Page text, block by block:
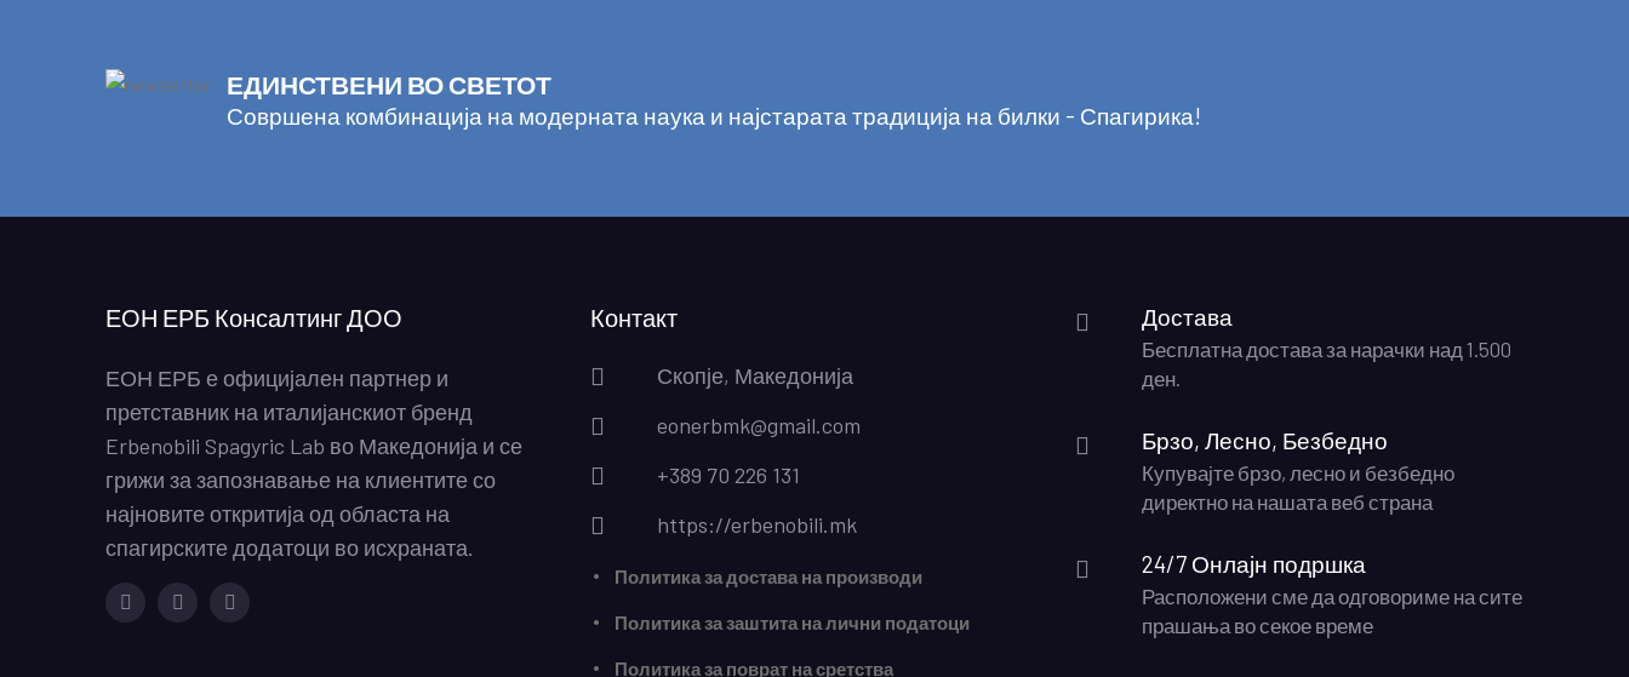
ЕДИНСТВЕНИ ВО СВЕТОТ
Совршена комбинација на модерната наука и најстарата традиција на билки - Спагирика!
ЕОН ЕРБ Консалтинг ДОО
ЕОН ЕРБ е официјален партнер и
претставник на италијанскиот бренд
Erbenobili Spagyric Lab во Македонија и се
грижи за запознавање на клиентите со
најновите откритија од областа на
спагирските додатоци во исхраната.
Контакт
Скопје, Македонија
eonerbmk@gmail.com
+389 70 226 131
https://erbenobili.mk
Политика за достава на производи
Политика за заштита на лични податоци
Политика за поврат на сретства
Достава
Бесплатна достава за нарачки над 1.500
ден.
Брзо, Лесно, Безбедно
Купувајте брзо, лесно и безбедно
директно на нашата веб страна
24/7 Онлајн подршка
Расположени сме да одговориме на сите
прашања во секое време